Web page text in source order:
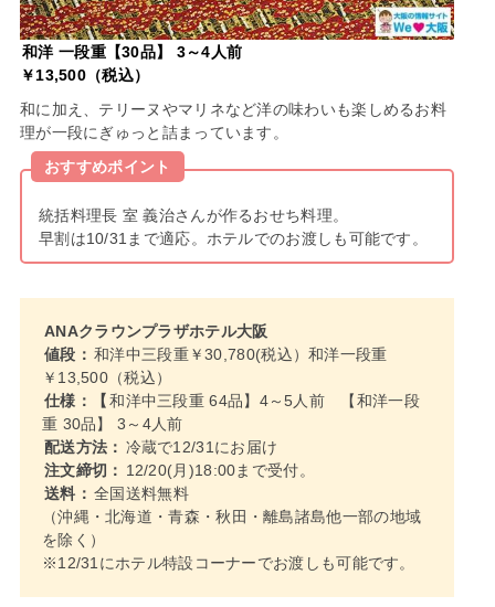
和洋 一段重【30品】 3～4人前
￥13,500（税込）
和に加え、テリーヌやマリネなど洋の味わいも楽しめるお料
理が一段にぎゅっと詰まっています。
おすすめポイント
統括料理長 室 義治さんが作るおせち料理。
早割は10/31まで適応。ホテルでのお渡しも可能です。
ANAクラウンプラザホテル大阪
値段： 和洋中三段重￥30,780(税込）和洋一段重
￥13,500（税込）
仕様：【 和洋中三段重 64品】4～5人前 【和洋一段
重 30品】 3～4人前
配送方法： 冷蔵で12/31にお届け
注文締切： 12/20(月)18:00まで受付。
送料： 全国送料無料
（沖縄・北海道・青森・秋田・離島諸島他一部の地域
を除く）
※12/31にホテル特設コーナーでお渡しも可能です。